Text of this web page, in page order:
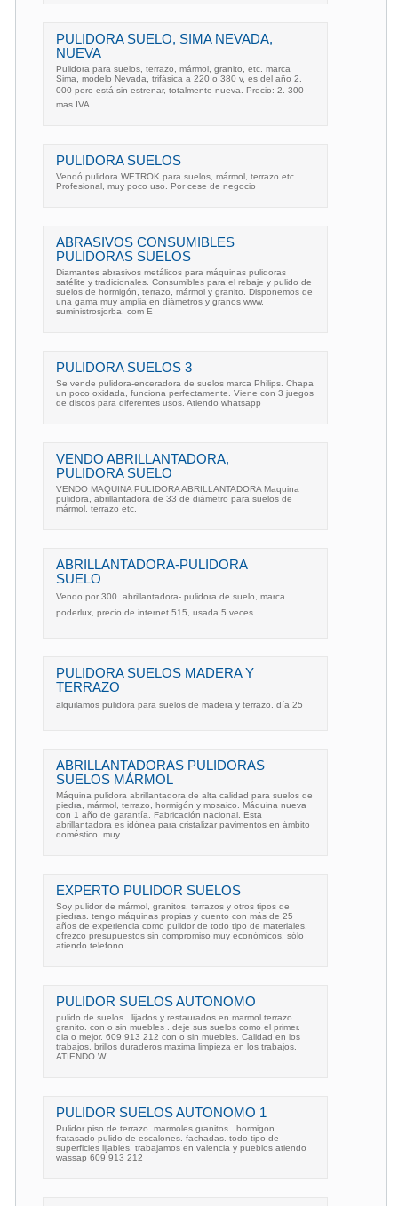
PULIDORA SUELO, SIMA NEVADA,
NUEVA
Pulidora para suelos, terrazo, mármol, granito, etc. marca
Sima, modelo Nevada, trifásica a 220 o 380 v, es del año 2.
000 pero está sin estrenar, totalmente nueva. Precio: 2. 300 
mas IVA
PULIDORA SUELOS
Vendó pulidora WETROK para suelos, mármol, terrazo etc.
Profesional, muy poco uso. Por cese de negocio
ABRASIVOS CONSUMIBLES
PULIDORAS SUELOS
Diamantes abrasivos metálicos para máquinas pulidoras
satélite y tradicionales. Consumibles para el rebaje y pulido de
suelos de hormigón, terrazo, mármol y granito. Disponemos de
una gama muy amplia en diámetros y granos www.
suministrosjorba. com E
PULIDORA SUELOS 3
Se vende pulidora-enceradora de suelos marca Philips. Chapa
un poco oxidada, funciona perfectamente. Viene con 3 juegos
de discos para diferentes usos. Atiendo whatsapp
VENDO ABRILLANTADORA,
PULIDORA SUELO
VENDO MAQUINA PULIDORA ABRILLANTADORA Maquina
pulidora, abrillantadora de 33 de diámetro para suelos de
mármol, terrazo etc.
ABRILLANTADORA-PULIDORA
SUELO
Vendo por 300  abrillantadora- pulidora de suelo, marca
poderlux, precio de internet 515, usada 5 veces.
PULIDORA SUELOS MADERA Y
TERRAZO
alquilamos pulidora para suelos de madera y terrazo. día 25 
ABRILLANTADORAS PULIDORAS
SUELOS MÁRMOL
Máquina pulidora abrillantadora de alta calidad para suelos de
piedra, mármol, terrazo, hormigón y mosaico. Máquina nueva
con 1 año de garantía. Fabricación nacional. Esta
abrillantadora es idónea para cristalizar pavimentos en ámbito
doméstico, muy
EXPERTO PULIDOR SUELOS
Soy pulidor de mármol, granitos, terrazos y otros tipos de
piedras. tengo máquinas propias y cuento con más de 25
años de experiencia como pulidor de todo tipo de materiales.
ofrezco presupuestos sin compromiso muy económicos. sólo
atiendo telefono.
PULIDOR SUELOS AUTONOMO
pulido de suelos . lijados y restaurados en marmol terrazo.
granito. con o sin muebles . deje sus suelos como el primer.
dia o mejor. 609 913 212 con o sin muebles. Calidad en los
trabajos. brillos duraderos maxima limpieza en los trabajos.
ATIENDO W
PULIDOR SUELOS AUTONOMO 1
Pulidor piso de terrazo. marmoles granitos . hormigon
fratasado pulido de escalones. fachadas. todo tipo de
superficies lijables. trabajamos en valencia y pueblos atiendo
wassap 609 913 212